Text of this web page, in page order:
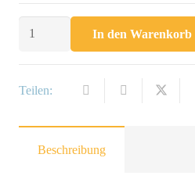
In den Warenkorb
Teilen:
Beschreibung